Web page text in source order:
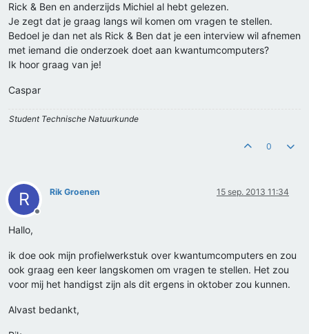
Rick & Ben en anderzijds Michiel al hebt gelezen.
Je zegt dat je graag langs wil komen om vragen te stellen.
Bedoel je dan net als Rick & Ben dat je een interview wil afnemen
met iemand die onderzoek doet aan kwantumcomputers?
Ik hoor graag van je!
Caspar
Student Technische Natuurkunde
0
R
Offline
Rik Groenen 15 sep. 2013 11:34
Hallo,
ik doe ook mijn profielwerkstuk over kwantumcomputers en zou
ook graag een keer langskomen om vragen te stellen. Het zou
voor mij het handigst zijn als dit ergens in oktober zou kunnen.
Alvast bedankt,